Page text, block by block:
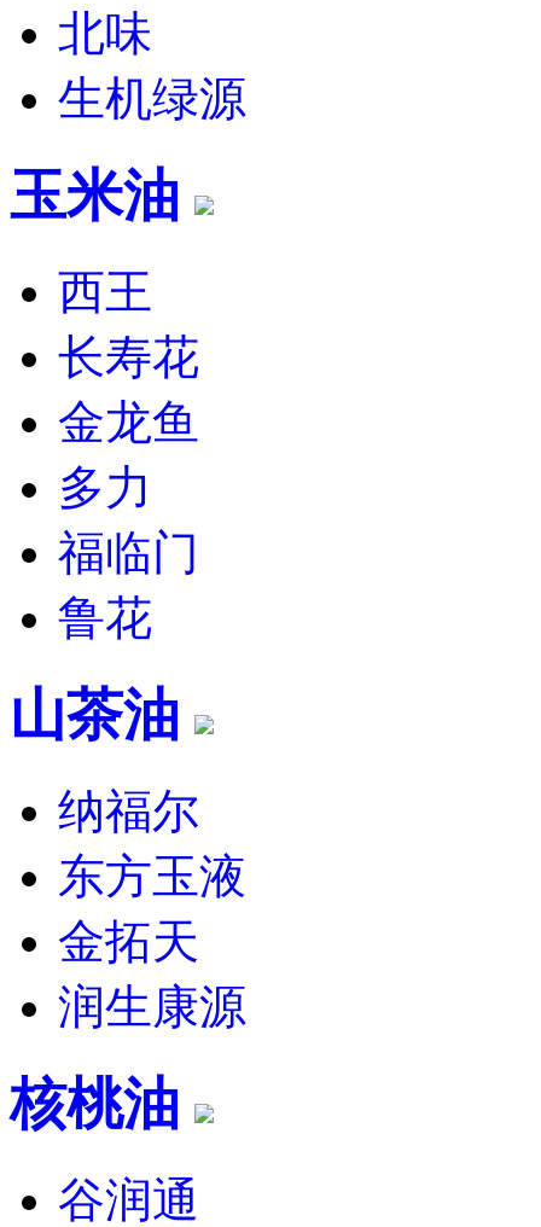
北味
生机绿源
玉米油
西王
长寿花
金龙鱼
多力
福临门
鲁花
山茶油
纳福尔
东方玉液
金拓天
润生康源
核桃油
谷润通